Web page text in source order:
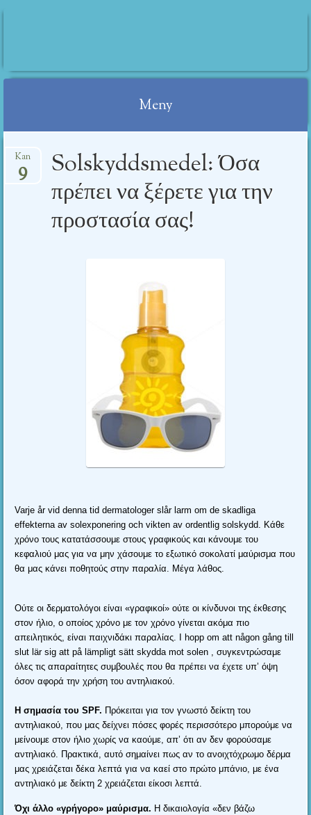
Meny
till
innehåll
Solskyddsmedel:Όσα
πρέπει να ξέρετε για την
προστασία σας!
Kan
9
Varje år vid denna tid dermatologer slår larm om de skadliga
effekterna av solexponering och vikten av ordentlig solskydd. Κάθε
χρόνο τους κατατάσσουμε στους γραφικούς και κάνουμε του
κεφαλιού μας για να μην χάσουμε το εξωτικό σοκολατί μαύρισμα που
θα μας κάνει ποθητούς στην παραλία. Μέγα λάθος.
Ούτε οι δερματολόγοι είναι «γραφικοί» ούτε οι κίνδυνοι της έκθεσης
στον ήλιο,ο οποίος χρόνο με τον χρόνο γίνεται ακόμα πιο
απειλητικός,είναι παιχνιδάκι παραλίας. I hopp om att någon gång till
slut lär sig att på lämpligt sätt skydda mot solen ,συγκεντρώσαμε
όλες τις απαραίτητες συμβουλές που θα πρέπει να έχετε υπ’ όψη
όσον αφορά την χρήση του αντηλιακού.
Η σημασία του SPF. Πρόκειται για τον γνωστό δείκτη του
αντηλιακού,που μας δείχνει πόσες φορές περισσότερο μπορούμε να
μείνουμε στον ήλιο χωρίς να καούμε,απ’ ότι αν δεν φορούσαμε
αντηλιακό. Πρακτικά,αυτό σημαίνει πως αν το ανοιχτόχρωμο δέρμα
μας χρειάζεται δέκα λεπτά για να καεί στο πρώτο μπάνιο,με ένα
αντηλιακό με δείκτη 2χρειάζεται είκοσι λεπτά.
Όχι άλλο «γρήγορο» μαύρισμα. Η δικαιολογία «δεν βάζω